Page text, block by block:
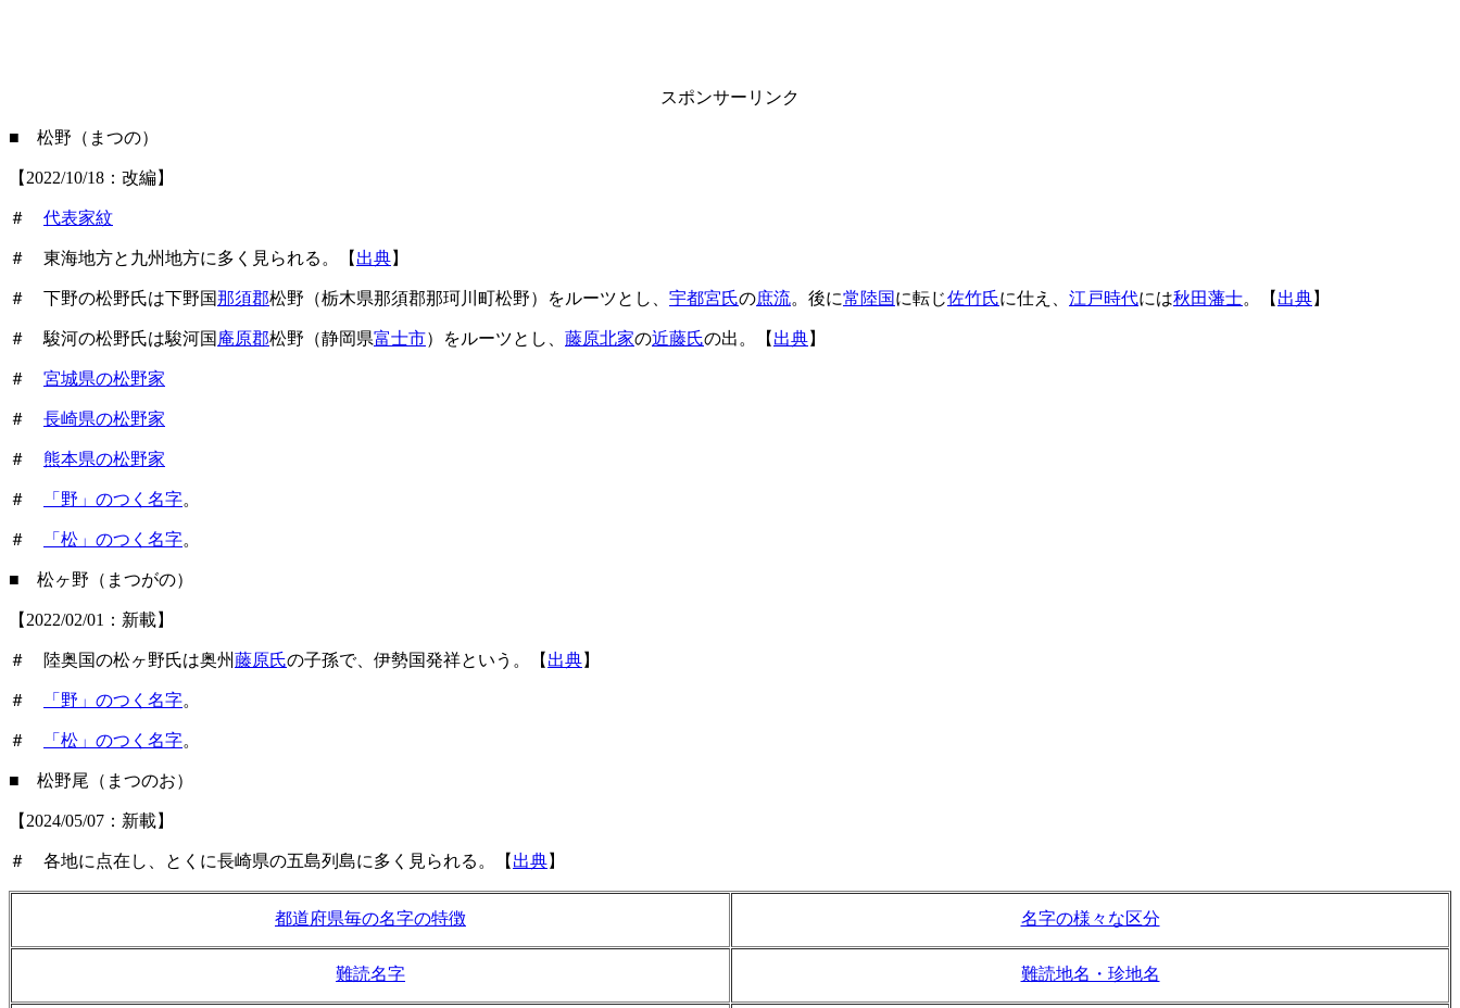
スポンサーリンク
■ 松野（まつの）
【2022/10/18：改編】
＃ 代表家紋
＃ 東海地方と九州地方に多く見られる。【 出典】
＃ 下野の松野氏は下野国那須郡松野（栃木県那須郡那珂川町松野）をルーツとし、 宇都宮氏の庶流。後に常陸国に転じ佐竹氏に仕え、 江戸時代には秋田藩士。【 出典】
＃ 駿河の松野氏は駿河国 庵原郡松野（静岡県富士市）をルーツとし、 藤原北家の近藤氏の出。【 出典】
＃ 宮城県の松野家
＃ 長崎県の松野家
＃ 熊本県の松野家
＃ 「野」のつく名字。
＃ 「松」のつく名字。
■ 松ヶ野（まつがの）
【2022/02/01：新載】
＃ 陸奥国の松ヶ野氏は奥州藤原氏の子孫で、伊勢国発祥という。【 出典】
＃ 「野」のつく名字。
＃ 「松」のつく名字。
■ 松野尾（まつのお）
【2024/05/07：新載】
＃ 各地に点在し、とくに長崎県の五島列島に多く見られる。【 出典】
都道府県毎の名字の特徴 名字の様々な区分
難読名字 難読地名・珍地名